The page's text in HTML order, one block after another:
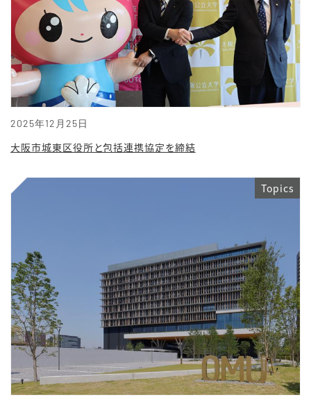
2025年12月25日
大阪市城東区役所と包括連携協定を締結
Topics